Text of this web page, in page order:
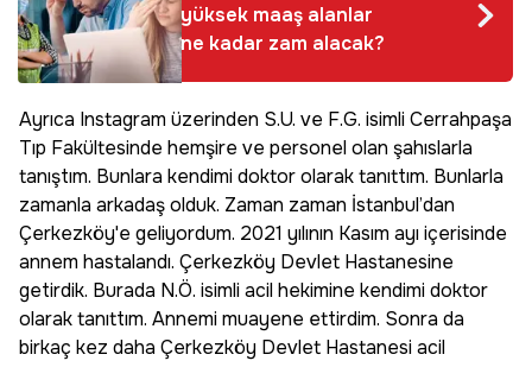
yüksek maaş alanlar
ne kadar zam alacak?
Ayrıca Instagram üzerinden S.U. ve F.G. isimli Cerrahpaşa
Tıp Fakültesinde hemşire ve personel olan şahıslarla
tanıştım. Bunlara kendimi doktor olarak tanıttım. Bunlarla
zamanla arkadaş olduk. Zaman zaman İstanbul’dan
Çerkezköy'e geliyordum. 2021 yılının Kasım ayı içerisinde
annem hastalandı. Çerkezköy Devlet Hastanesine
getirdik. Burada N.Ö. isimli acil hekimine kendimi doktor
olarak tanıttım. Annemi muayene ettirdim. Sonra da
birkaç kez daha Çerkezköy Devlet Hastanesi acil